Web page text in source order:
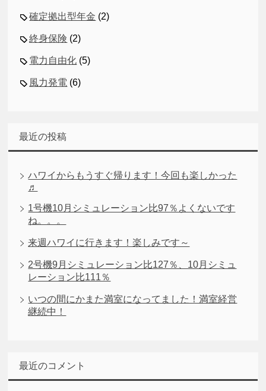
確定拠出型年金 (2)
終身保険 (2)
電力自由化 (5)
風力発電 (6)
最近の投稿
ハワイからもうすぐ帰ります！今回も楽しかった
♬
1号機10月シミュレーション比97％よくないです
ね。。。
来週ハワイに行きます！楽しみです～
2号機9月シミュレーション比127％、10月シミュ
レーション比111％
いつの間にかまた満室になってました！満室経営
継続中！
最近のコメント